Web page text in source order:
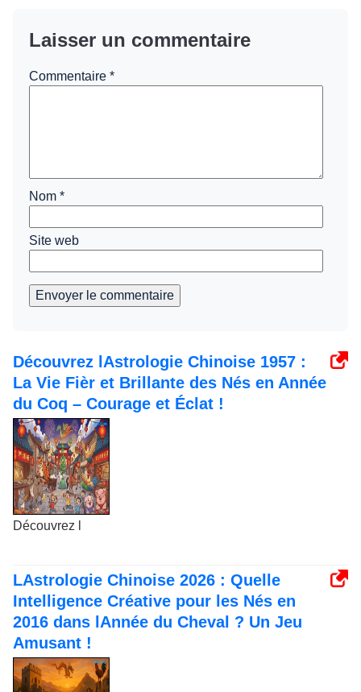
Laisser un commentaire
Commentaire *
Nom *
Site web
Envoyer le commentaire
Découvrez lAstrologie Chinoise 1957 :
La Vie Fièr et Brillante des Nés en Année
du Coq – Courage et Éclat !
Découvrez l
LAstrologie Chinoise 2026 : Quelle
Intelligence Créative pour les Nés en
2016 dans lAnnée du Cheval ? Un Jeu
Amusant !